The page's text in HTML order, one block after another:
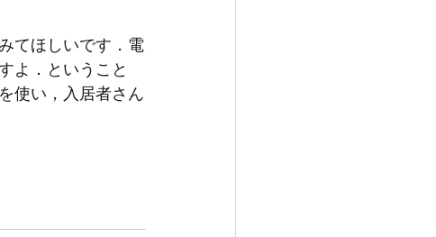
てほしいです．電
よ．ということ
使い，入居者さん